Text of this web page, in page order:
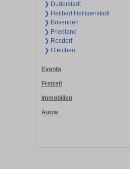
❯ Duderstadt
❯ Heilbad Heiligenstadt
❯ Bovenden
❯ Friedland
❯ Rosdorf
❯ Gleichen
Events
Freizeit
Immobilien
Autos